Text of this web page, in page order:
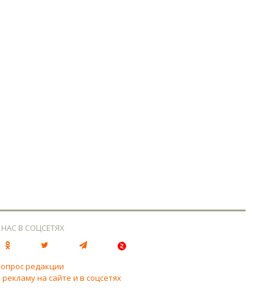
В СОЦСЕТЯХ
редакции
на сайте и в соцсетях